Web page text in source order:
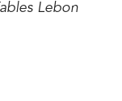
Lebon